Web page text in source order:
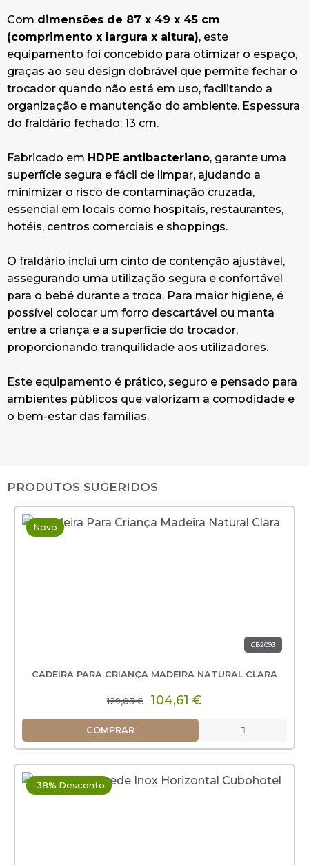
Com dimensões de 87 x 49 x 45 cm
(comprimento x largura x altura), este
equipamento foi concebido para otimizar o espaço,
graças ao seu design dobrável que permite fechar o
trocador quando não está em uso, facilitando a
organização e manutenção do ambiente. Espessura
do fraldário fechado: 13 cm.
Fabricado em HDPE antibacteriano, garante uma
superfície segura e fácil de limpar, ajudando a
minimizar o risco de contaminação cruzada,
essencial em locais como hospitais, restaurantes,
hotéis, centros comerciais e shoppings.
O fraldário inclui um cinto de contenção ajustável,
assegurando uma utilização segura e confortável
para o bebé durante a troca. Para maior higiene, é
possível colocar um forro descartável ou manta
entre a criança e a superfície do trocador,
proporcionando tranquilidade aos utilizadores.
Este equipamento é prático, seguro e pensado para
ambientes públicos que valorizam a comodidade e
o bem-estar das famílias.
PRODUTOS SUGERIDOS
Novo
CB2093
CADEIRA PARA CRIANÇA MADEIRA NATURAL CLARA
129,03 € 104,61 €
COMPRAR
-38% Desconto